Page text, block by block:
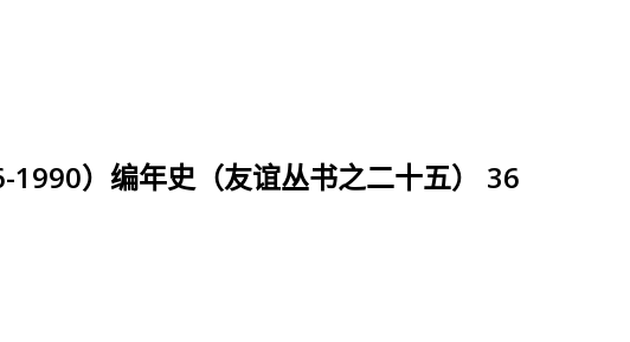
1990）编年史（友谊丛书之二十五） 36